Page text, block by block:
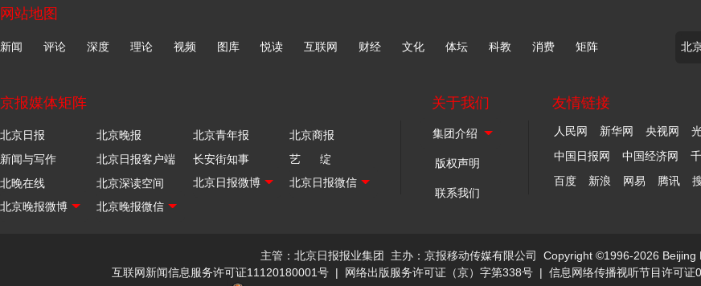
网站地图
新闻 评论 深度 理论 视频 图库 悦读 互联网 财经 文化 体坛 科教 消费 矩阵
京报媒体矩阵
北京日报 北京晚报 北京青年报
北京商报
新闻与写作
北京日报客户端 长安街知事
艺 绽
北晚在线
北京深读空间
关于我们
版权声明
联系我们
友情链接
人民网 新华网 央视网
中国日报网
中国经济网
百度
新浪 网易 腾讯
主管：北京日报报业集团 主办：京报移动传媒有限公司
Copyright ©1996-2026 Beijing
互联网新闻信息服务许可证11120180001号 | 网络出版服务许可证（京）字第338号 | 信息网络传播视听节目许可证